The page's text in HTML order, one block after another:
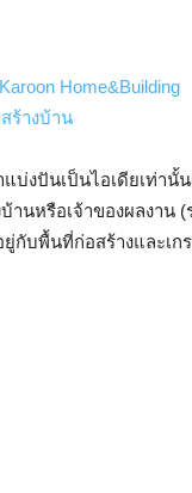
Karoon Home&Building
ร้างบ้าน
แบ่งปันเป็นไอเดียเท่านั้
านหรือเจ้าของผลงาน (
กับพื้นที่ก่อสร้างและเก